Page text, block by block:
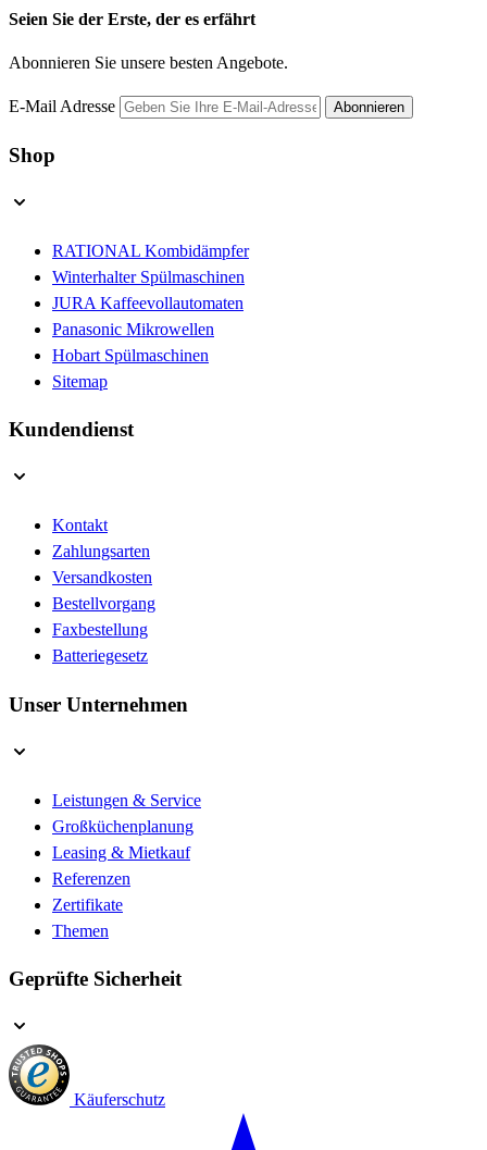
Seien Sie der Erste, der es erfährt
Abonnieren Sie unsere besten Angebote.
E-Mail Adresse Abonnieren
Shop
RATIONAL Kombidämpfer
Winterhalter Spülmaschinen
JURA Kaffeevollautomaten
Panasonic Mikrowellen
Hobart Spülmaschinen
Sitemap
Kundendienst
Kontakt
Zahlungsarten
Versandkosten
Bestellvorgang
Faxbestellung
Batteriegesetz
Unser Unternehmen
Leistungen & Service
Großküchenplanung
Leasing & Mietkauf
Referenzen
Zertifikate
Themen
Geprüfte Sicherheit
Käuferschutz